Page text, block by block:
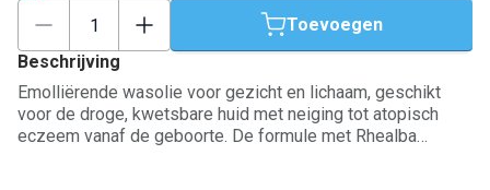
Toevoegen
Beschrijving
Emolliërende wasolie voor gezicht en lichaam, geschikt
voor de droge, kwetsbare huid met neiging tot atopisch
eczeem vanaf de geboorte. De formule met Rhealba